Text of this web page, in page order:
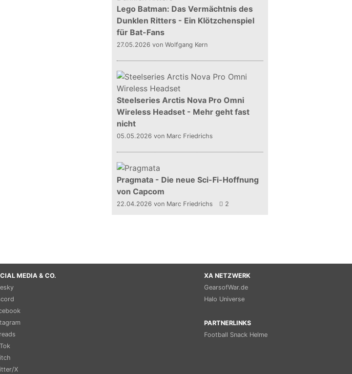
Lego Batman: Das Vermächtnis des
Dunklen Ritters - Ein Klötzchenspiel
für Bat-Fans
27.05.2026 von Wolfgang Kern
Steelseries Arctis Nova Pro Omni
Wireless Headset - Mehr geht fast
nicht
05.05.2026 von Marc Friedrichs
Pragmata - Die neue Sci-Fi-Hoffnung
von Capcom
22.04.2026 von Marc Friedrichs 2
MEDIA & CO.
X
XA NETZWERK
GearsofWar.de
Halo Universe
PARTNERLINKS
Football Snack Helme